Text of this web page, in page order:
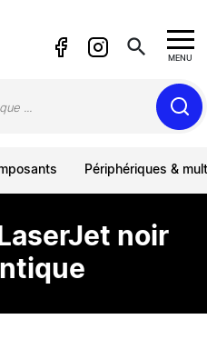
search MENU
Périphériques &
noir